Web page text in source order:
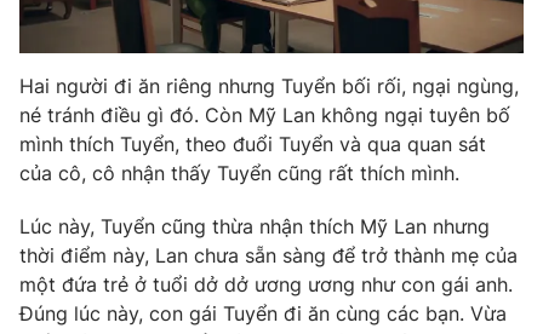
Email:toasoan@vtv.vn
Liên hệ quảng cáo:024-7300.7108
Hai người đi ăn riêng nhưng Tuyển bối rối, ngại ngùng,
né tránh điều gì đó. Còn Mỹ Lan không ngại tuyên bố
mình thích Tuyển, theo đuổi Tuyển và qua quan sát
của cô, cô nhận thấy Tuyển cũng rất thích mình.
Lúc này, Tuyển cũng thừa nhận thích Mỹ Lan nhưng
thời điểm này, Lan chưa sẵn sàng để trở thành mẹ của
một đứa trẻ ở tuổi dở dở ương ương như con gái anh.
Đúng lúc này, con gái Tuyển đi ăn cùng các bạn. Vừa